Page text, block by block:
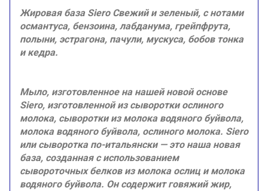
Жировая база Siero Свежий и зеленый, с нотами
османтуса, бензоина, лабданума, грейпфрута,
полыни, эстрагона, пачули, мускуса, бобов тонка
и кедра.
Мыло, изготовленное на нашей новой основе
Siero, изготовленной из сыворотки ослиного
молока, сыворотки из молока водяного буйвола,
молока водяного буйвола, ослиного молока. Siero
или сыворотка по-итальянски — это наша новая
база, созданная с использованием
сывороточных белков из молока ослиц и молока
водяного буйвола. Он содержит говяжий жир,